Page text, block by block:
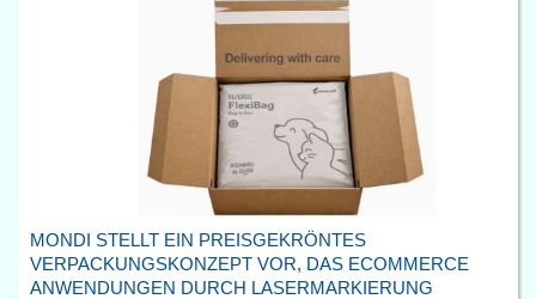
MONDI STELLT EIN PREISGEKRÖNTES
VERPACKUNGSKONZEPT VOR, DAS ECOMMERCE
ANWENDUNGEN DURCH LASERMARKIERUNG